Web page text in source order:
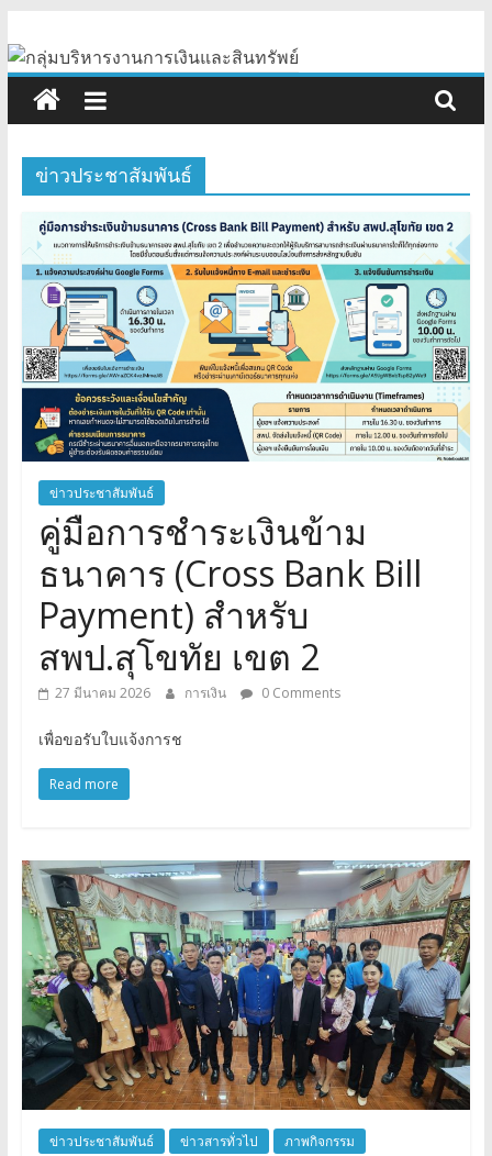
to
content
กลุ่ม
บริหาร
งานการ
เงิน
และ
สินทรัพย์
ข่าวประชาสัมพันธ์
ข่าวประชาสัมพันธ์
คู่มือการชำระเงินข้าม
ธนาคาร (Cross Bank Bill
Payment) สำหรับ
สพป.สุโขทัย เขต 2
27 มีนาคม 2026 การเงิน 0 Comments
เพื่อขอรับใบแจ้งการช
Read more
ข่าวประชาสัมพันธ์ ข่าวสารทั่วไป ภาพกิจกรรม